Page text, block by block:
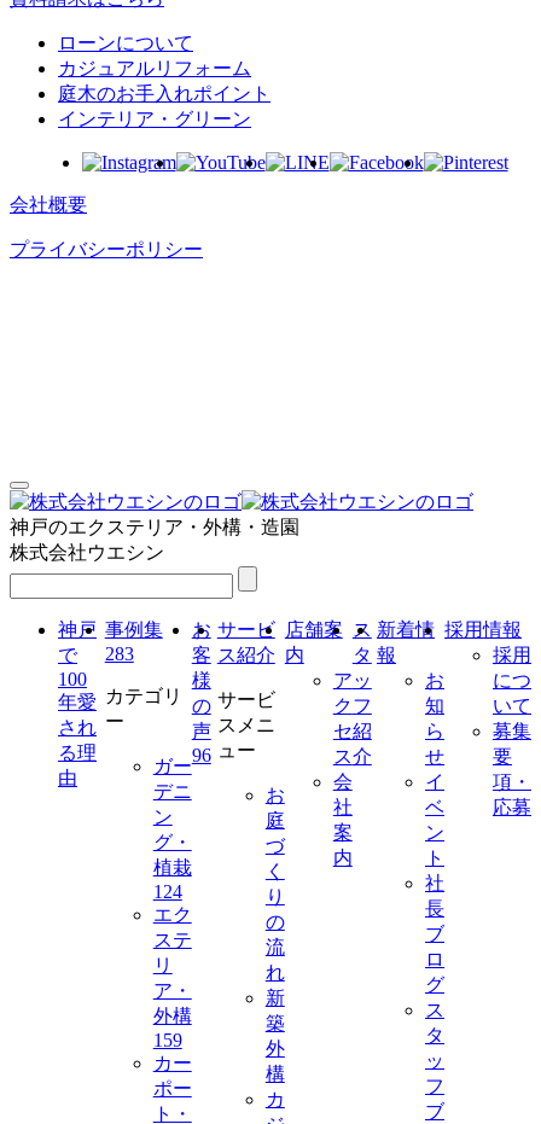
ローンについて
カジュアルリフォーム
庭⽊のお⼿⼊れポイント
インテリア・グリーン
会社概要
プライバシーポリシー
神戸のエクステリア・外構・造園
株式会社ウエシン
神戸
で
100
年愛
され
る理
由
事例集
283
カテゴリ
ー
ガー
デニ
ン
グ・
植栽
124
エク
ステ
リ
ア・
外構
159
カー
ポー
ト・
お
客
様
の
声
96
サービ
ス紹介
サービ
スメニ
ュー
お
庭
づ
く
り
の
流
れ
新
築
外
構
カ
店舗案
内
ア
ク
セ
ス
会
社
案
内
ス
タ
ッ
フ
紹
介
新着情
報
お
知
ら
せ
イ
ベ
ン
ト
社
長
ブ
ロ
グ
ス
タ
ッ
フ
ブ
採用情報
採用
につ
いて
募集
要
項・
応募